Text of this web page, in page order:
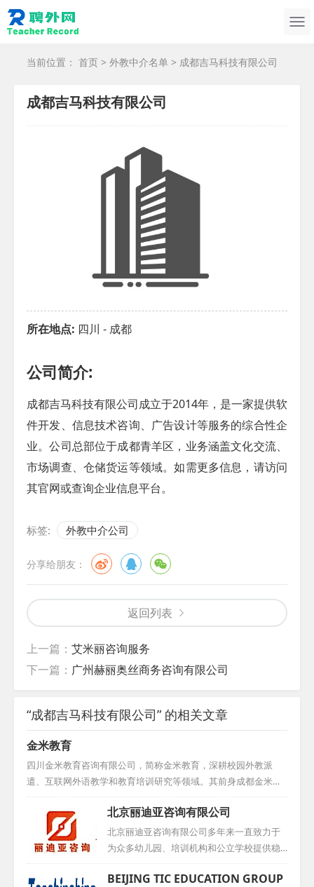
当前位置： 首页 > 外教中介名单 > 成都吉马科技有限公司
成都吉马科技有限公司
所在地点: 四川 - 成都
公司简介:
成都吉马科技有限公司成立于2014年，是一家提供软
件开发、信息技术咨询、广告设计等服务的综合性企
业。公司总部位于成都青羊区，业务涵盖文化交流、
市场调查、仓储货运等领域。如需更多信息，请访问
其官网或查询企业信息平台。
标签: 外教中介公司
分享给朋友：
返回列表
上一篇： 艾米丽咨询服务
下一篇： 广州赫丽奥丝商务咨询有限公司
“成都吉马科技有限公司” 的相关文章
金米教育
四川金米教育咨询有限公司，简称金米教育，深耕校园外教派
遣、互联网外语教学和教育培训研究等领域。其前身成都金米文
化传播有限公司自2012年5月成立以来，已积累七年多的丰富经
验。金米教育在外教派遣领域表现卓越，为成都五十多所中小
学、幼儿园提供优质服务，并逐步扩大至川内乃至全国范围。随
着《国家中长期教育改革和发展规划纲要》的推进，金米教育期
望与您携手，共同探索外语教学模式的创新与技术融合，丰富教
学内容，打造特色品牌，成为您提升外语教学水平的最佳助手和
北京丽迪亚咨询有限公司
北京丽迪亚咨询有限公司多年来一直致力于
为众多幼儿园、培训机构和公立学校提供稳
定而优质的外教服务。其专业的外教团队凭
借丰富的教学经验和深厚的专业知识，为这
BEIJING TIC EDUCATION GROUP